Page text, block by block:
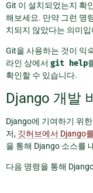
Git 이 설치되었는지 확
해보세요. 만약 그런 명
치되지 않았다는 의미입
Git을 사용하는 것이 익
라인 상에서 git help
확인할 수 있습니다.
Django 개발
Django에 기여하기 위
저, 깃허브에서 Django
을 통해 Django 소스를
다음 명령을 통해